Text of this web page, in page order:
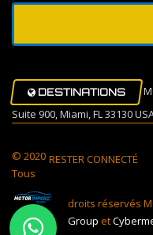
DESTINATIONS
Suite 900, Miami, FL 33130
RESTER CONNECTÉ
© 2020
Tous
droits réservés
Group et